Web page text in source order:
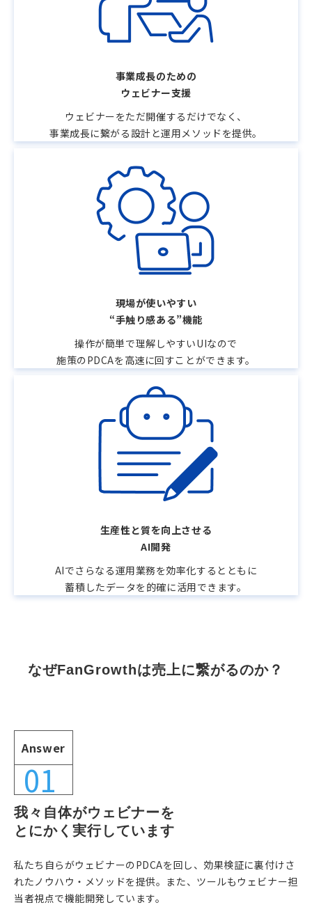
事業成長のための
ウェビナー支援
ウェビナーをただ開催するだけでなく、
事業成長に繋がる設計と運用メソッドを提供。
現場が使いやすい
“手触り感ある”機能
操作が簡単で理解しやすいUIなので
施策のPDCAを高速に回すことができます。
生産性と質を向上させる
AI開発
AIでさらなる運用業務を効率化するとともに
蓄積したデータを的確に活用できます。
なぜFanGrowthは売上に繋がるのか？
Answer
01
我々自体がウェビナーを
とにかく実行しています
私たち自らがウェビナーのPDCAを回し、効果検証に裏付けさ
れたノウハウ・メソッドを提供。また、ツールもウェビナー担
当者視点で機能開発しています。